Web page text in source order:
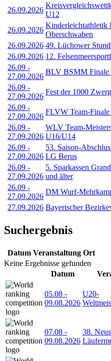
26.09.2026
U12
26.09.2026
Kinderleichtathletik
Oberschwaben
26.09.2026 49. Lüchower
26.09.2026 12.
26.09 -
27.09.2026
BLV BSMM Finale
26.09 -
27.09.2026
Fest der 1000
26.09 -
27.09.2026
FLVW Team-Finale
26.09 -
27.09.2026
WLV Team-
U16/U14
26.09 -
27.09.2026
53. Saison-
LG Berus
26.09 -
27.09.2026
5. Sparkassen
und älter
26.09 -
27.09.2026
DM Wurf-
27.09.2026 Bayerischer
Suchergebnis
Datum Veranstaltung Ort
Keine Ergebnisse gefunden
Datum
05.08 -
09.08.2026
U20-
07.08 -
09.08.2026
38.